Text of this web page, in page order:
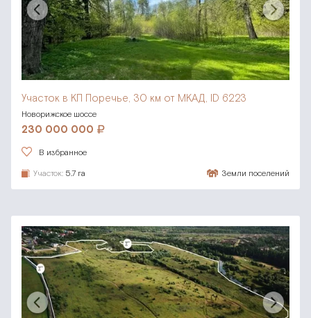
Участок в КП Поречье, 30 км от МКАД, ID 6223
Новорижское шоссе
230 000 000
В избранное
Участок: 5.7 га Земли поселений